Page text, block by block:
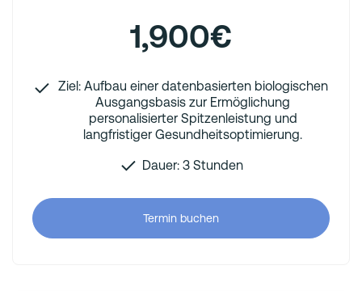
1,900€
Ziel: Aufbau einer datenbasierten biologischen
Ausgangsbasis zur Ermöglichung
personalisierter Spitzenleistung und
langfristiger Gesundheitsoptimierung.
Dauer: 3 Stunden
Termin buchen